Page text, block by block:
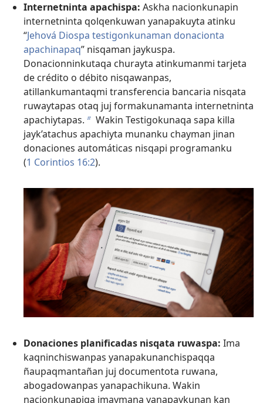
Internetninta apachispa: Askha nacionkunapin
internetninta qolqenkuwan yanapakuyta atinku
“Jehová Diospa testigonkunaman donacionta
apachinapaq” nisqaman jaykuspa.
Donacionninkutaqa churayta atinkumanmi tarjeta
de crédito o débito nisqawanpas,
atillankumantaqmi transferencia bancaria nisqata
ruwaytapas otaq juj formakunamanta internetninta
apachiytapas. b Wakin Testigokunaqa sapa killa
jayk’atachus apachiyta munanku chayman jinan
donaciones automáticas nisqapi programanku
(1 Corintios 16:2).
Donaciones planificadas nisqata ruwaspa: Ima
kaqninchiswanpas yanapakunanchispaqqa
ñaupaqmantañan juj documentota ruwana,
abogadowanpas yanapachikuna. Wakin
nacionkunapiqa imaymana yanapaykunan kan